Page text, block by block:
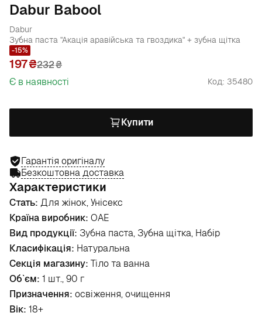
Dabur Babool
Dabur
Зубна паста "Акація аравійська та гвоздика" + зубна щітка
-15%
197 232₴
Є в наявності
Код: 35480
Купити
Гарантія оригіналу
Безкоштовна доставка
Характеристики
Стать: Для жінок, Унісекс
Країна виробник: ОАЕ
Вид продукції: Зубна паста, Зубна щітка, Набір
Класифікація: Натуральна
Секція магазину: Тіло та ванна
Об`єм: 1 шт., 90 г
Призначення: освіження, очищення
Вік: 18+